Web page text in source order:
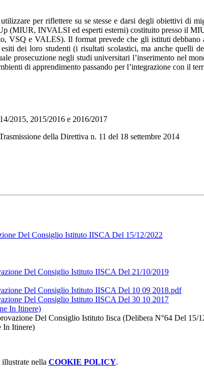
per riflettere su se stesse e darsi degli obiettivi di
(MIUR, INVALSI ed esperti esterni) costituito presso il
VSQ e VALES). Il format prevede che gli istituti
dei loro studenti (i risultati scolastici, ma anche quelli
prosecuzione negli studi universitari l’inserimento nel
di apprendimento passando per l’integrazione con il
2015, 2015/2016 e 2016/2017
della Direttiva n. 11 del 18 settembre 2014
Del Consiglio Istituto IISCA Del 15/12/2022
Del Consiglio Istituto IISCA Del 21/10/2019
Del Consiglio Istituto IISCA Del 10 09 2018.pdf
Del Consiglio Istituto IISCA Del 30 10 2017
In Itinere)
Del Consiglio Istituto Iisca (Delibera N°64 Del 15/
In Itinere)
nella COOKIE POLICY.